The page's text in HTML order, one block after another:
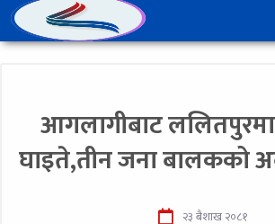
आगलागीबाट
घाइते,तीन जना बालकको
२३ बैशाख २०८१